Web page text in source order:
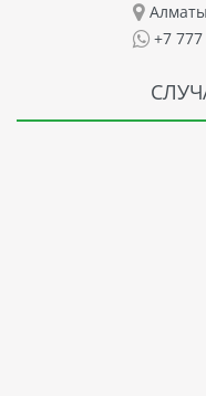
Алматы
+7